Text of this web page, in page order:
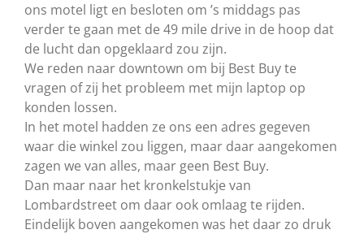
ons motel ligt en besloten om ’s middags pas
verder te gaan met de 49 mile drive in de hoop dat
de lucht dan opgeklaard zou zijn.
We reden naar downtown om bij Best Buy te
vragen of zij het probleem met mijn laptop op
konden lossen.
In het motel hadden ze ons een adres gegeven
waar die winkel zou liggen, maar daar aangekomen
zagen we van alles, maar geen Best Buy.
Dan maar naar het kronkelstukje van
Lombardstreet om daar ook omlaag te rijden.
Eindelijk boven aangekomen was het daar zo druk